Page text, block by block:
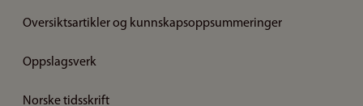
Oversiktsartikler og kunnskapsoppsummeringer
Oppslagsverk
Norske tidsskrift